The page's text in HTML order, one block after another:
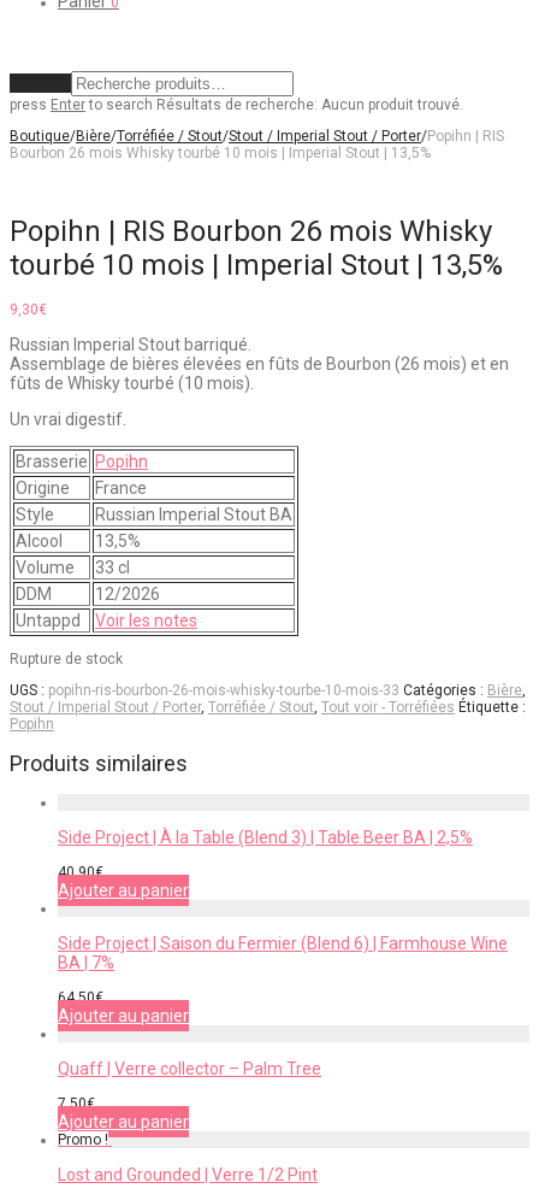
press Enterto search Résultats de recherche: Aucun produit trouvé.
Boutique/Bière/Torréfiée / Stout/Stout / Imperial Stout / Porter/Popihn | RIS
Bourbon 26 mois Whisky tourbé 10 mois | Imperial Stout | 13,5%
Popihn | RIS Bourbon 26 mois Whisky
tourbé 10 mois | Imperial Stout | 13,5%
9,30€
Russian Imperial Stout barriqué.
Assemblage de bières élevées en fûts de Bourbon (26 mois) et en
fûts de Whisky tourbé (10 mois).
Un vrai digestif.
Brasserie Popihn
Origine
France
Style
Russian Imperial Stout BA
Alcool
13,5%
Volume
33 cl
DDM
12/2026
Untappd
Voir les notes
Rupture de stock
UGS : popihn-ris-bourbon-26-mois-whisky-tourbe-10-mois-33 Catégories : Bière,
Stout / Imperial Stout / Porter, Torréfiée / Stout, Tout voir - Torréfiées Étiquette :
Popihn
Produits similaires
Side Project | À la Table (Blend 3) | Table Beer BA | 2,5%
40,90€
Ajouter au panier
Side Project | Saison du Fermier (Blend 6) | Farmhouse Wine
BA | 7%
64,50€
Ajouter au panier
Quaff | Verre collector – Palm Tree
7,50€
Ajouter au panier
Promo !
Lost and Grounded | Verre 1/2 Pint